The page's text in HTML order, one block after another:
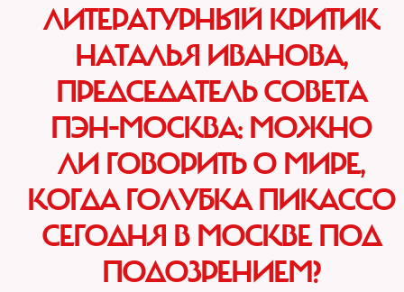
ЛИТЕРАТУРНЫЙ КРИТИК
НАТАЛЬЯ ИВАНОВА,
ПРЕДСЕДАТЕЛЬ СОВЕТА
ПЭН-МОСКВА: МОЖНО
ЛИ ГОВОРИТЬ О МИРЕ,
КОГДА ГОЛУБКА ПИКАССО
СЕГОДНЯ В МОСКВЕ ПОД
ПОДОЗРЕНИЕМ?